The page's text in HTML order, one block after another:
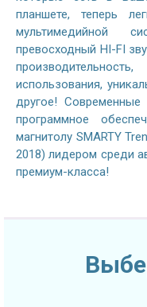
планшете, теперь
мультимедийной
превосходный HI-FI
использования,
другое! Современные
программное
магнитолу SMARTY
2018) лидером среди
премиум-класса!